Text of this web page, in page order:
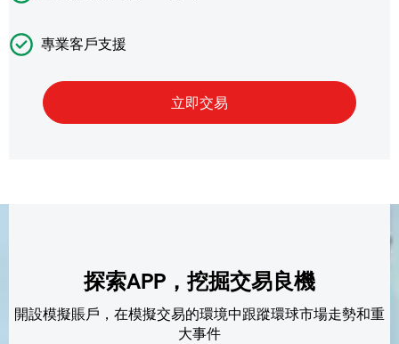
專業客戶支援
探索APP，挖掘交易良機
開設模擬賬戶，在模擬交易的環境中跟蹤環球市場走勢和重
大事件